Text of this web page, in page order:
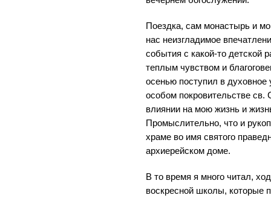
Поездка, сам монастырь и
нас неизгладимое
события с какой-то детской
теплым чувством и
осенью поступил в
особом покровительстве св.
влиянии на мою жизнь и
Промыслительно, что и
храме во имя святого
архиерейском доме.
В то время я много читал,
воскресной школы, которые